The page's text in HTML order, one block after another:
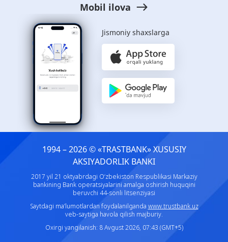
Mobil ilova
Jismoniy shaxslarga
1994 – 2026 © «TRASTBANK» ХUSUSIY
AKSIYADORLIK BANKI
2017 yil 21 oktyabrdagi O‘zbekiston Respublikasi Markaziy
bankining Bank operatsiyalarini amalga oshirish huquqini
beruvchi 44-sonli litsenziyasi
Saytdagi ma’lumotlardan foydalanilganda www.trustbank.uz
veb-saytiga havola qilish majburiy.
Oxirgi yangilanish: 8 Avgust 2026, 07:43 (GMT+5)